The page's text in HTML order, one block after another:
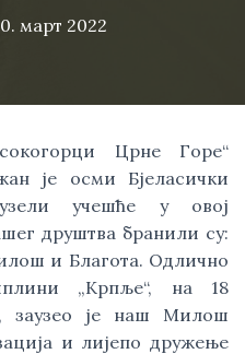
март 2022
Црне Горе“
је осми Бјеласички
учешће у овој
друштва бранили су:
и Благота. Одлично
„Крпље“, на 18
заузео је наш Милош
и лијепо дружење